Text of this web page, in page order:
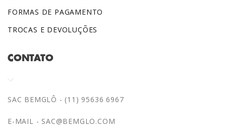
FORMAS DE PAGAMENTO
TROCAS E DEVOLUÇÕES
CONTATO
SAC BEMGLÔ - (11) 95636 6967
E-MAIL - SAC@BEMGLO.COM